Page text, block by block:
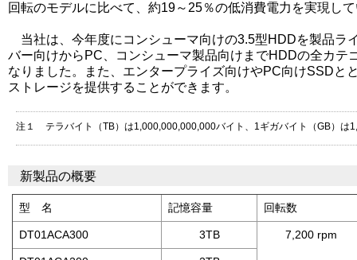
回転のモデルに比べて、約19～25％の低消費電力を実現し
当社は、今年度にコンシューマ向けの3.5型HDDを製品ラ
バー向けからPC、コンシューマ製品向けまでHDDの全カテ
なりました。また、エンタープライズ向けやPC向けSSDと
ストレージを提供することができます。
注１ テラバイト（TB）は1,000,000,000,000バイト、1ギガバイト（GB）は
新製品の概要
型 名 記憶容量 回転数
DT01ACA300 3TB 7,200 rpm